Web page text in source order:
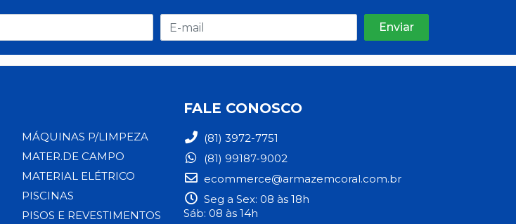
MÁQUINAS P/LIMPEZA
MATER.DE CAMPO
MATERIAL ELÉTRICO
PISCINAS
PISOS E REVESTIMENTOS
FALE CONOSCO
(81) 3972-7751
(81) 99187-9002
ecommerce@armazemcoral.com.br
Seg a Sex: 08 às 18h
Sáb: 08 às 14h